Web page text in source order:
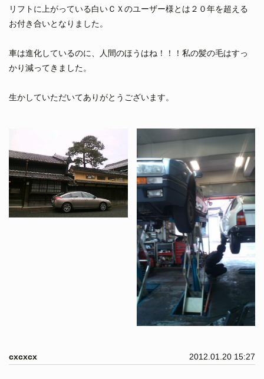
リフトに上がっている白いＣＸのユーザー様とは２０年を超える
お付き合いとなりました。
車は進化しているのに、人間のほうはね！！！私の髪の毛はすっ
かり減ってきました。
生かしていただいてありがとうございます。
cxcxcx 2012.01.20 15:27